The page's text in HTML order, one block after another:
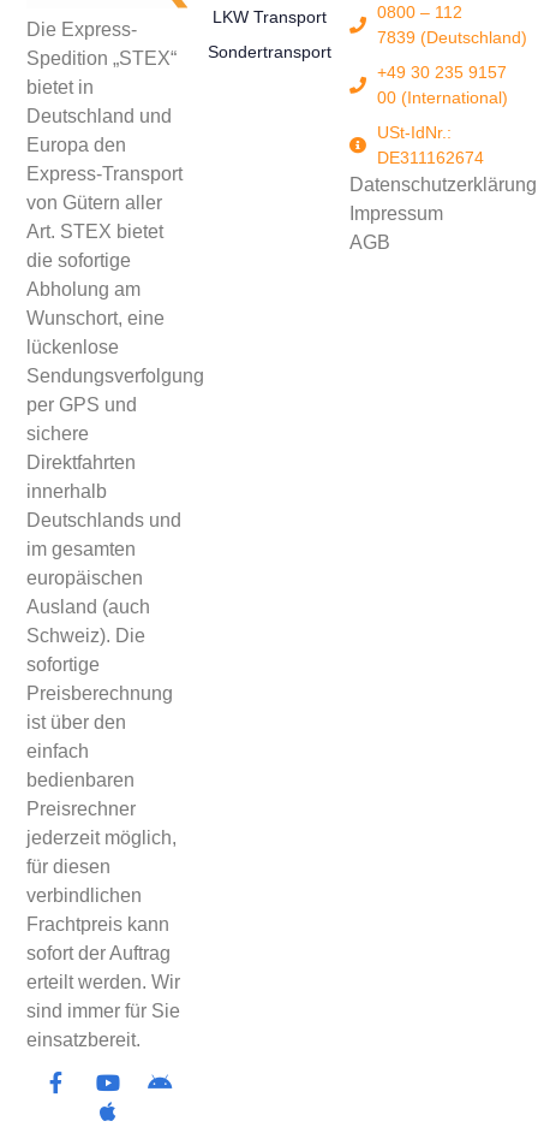
Die Express-
Spedition „STEX“
bietet in
Deutschland und
Europa den
Express-Transport
von Gütern aller
Art. STEX bietet
die sofortige
Abholung am
Wunschort, eine
lückenlose
Sendungsverfolgung
per GPS und
sichere
Direktfahrten
innerhalb
Deutschlands und
im gesamten
europäischen
Ausland (auch
Schweiz). Die
sofortige
Preisberechnung
ist über den
einfach
bedienbaren
Preisrechner
jederzeit möglich,
für diesen
verbindlichen
Frachtpreis kann
sofort der Auftrag
erteilt werden. Wir
sind immer für Sie
einsatzbereit.
LKW Transport
Sondertransport
0800 – 112
7839 (Deutschland)
+49 30 235 9157
00 (International)
USt-IdNr.:
DE311162674
Datenschutzerklärung
Impressum
AGB